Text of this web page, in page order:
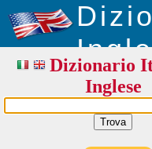
Dizionario
Inglese